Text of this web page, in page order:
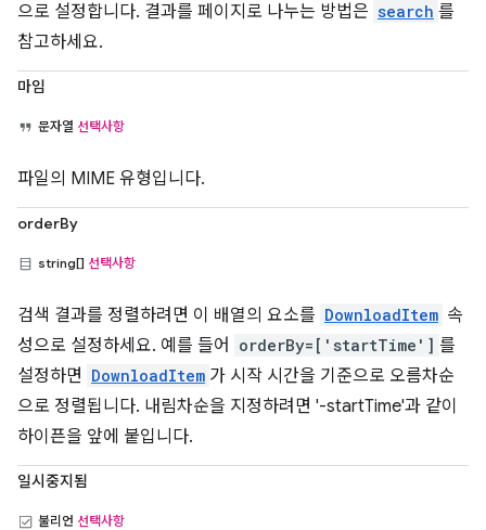
으로 설정합니다. 결과를 페이지로 나누는 방법은 search 를
참고하세요.
마임
문자열 선택사항
파일의 MIME 유형입니다.
orderBy
string[] 선택사항
검색 결과를 정렬하려면 이 배열의 요소를 DownloadItem 속
성으로 설정하세요. 예를 들어
orderBy=['startTime'] 를
설정하면 DownloadItem 가 시작 시간을 기준으로 오름차순
으로 정렬됩니다. 내림차순을 지정하려면 '-startTime'과 같이
하이픈을 앞에 붙입니다.
일시중지됨
불리언 선택사항